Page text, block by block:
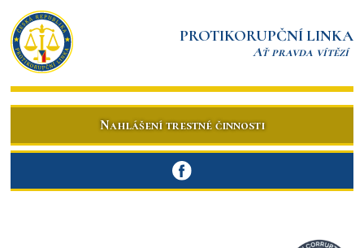
PROTIKORUPČNÍ LINKA
Ať pravda vítězí
Nahlášení trestné činnosti